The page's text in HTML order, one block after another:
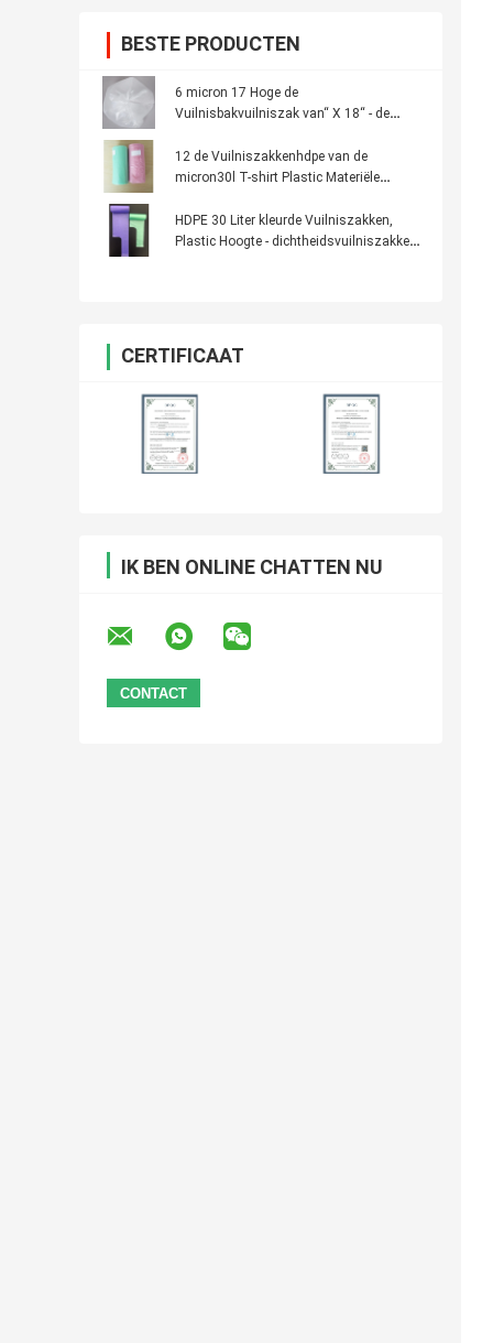
BESTE PRODUCTEN
6 micron 17 Hoge de
Vuilnisbakvuilniszak van“ X 18“ - de
12 de Vuilniszakkenhdpe van de
micron30l T-shirt Plastic Materiële
HDPE 30 Liter kleurde Vuilniszakken,
Plastic Hoogte - dichtheidsvuilniszakken
CERTIFICAAT
IK BEN ONLINE CHATTEN NU